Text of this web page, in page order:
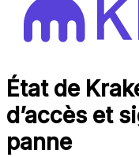
État de
d’accès et
panne